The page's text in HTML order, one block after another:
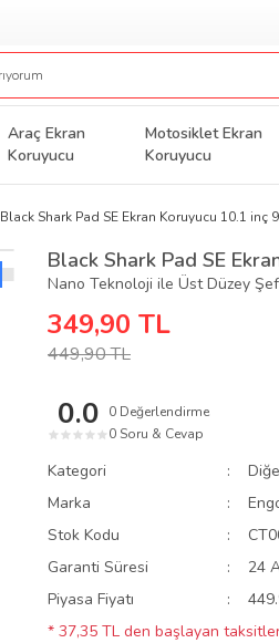
Araç Ekran
Koruyucu
Motosiklet Ekran
Koruyucu
Black Shark Pad SE Ekran Koruyucu 10.1 inç
Black Shark Pad SE
Nano Teknoloji ile Üst Düzey
349,90 TL
449,90 TL
0.0
★ ★ ★ ★ ★
0 Değerlendirme
0 Soru & Cevap
Kategori
Marka
Stok Kodu
Garanti Süresi
24
Piyasa Fiyatı
* 37,35 TL den başlayan